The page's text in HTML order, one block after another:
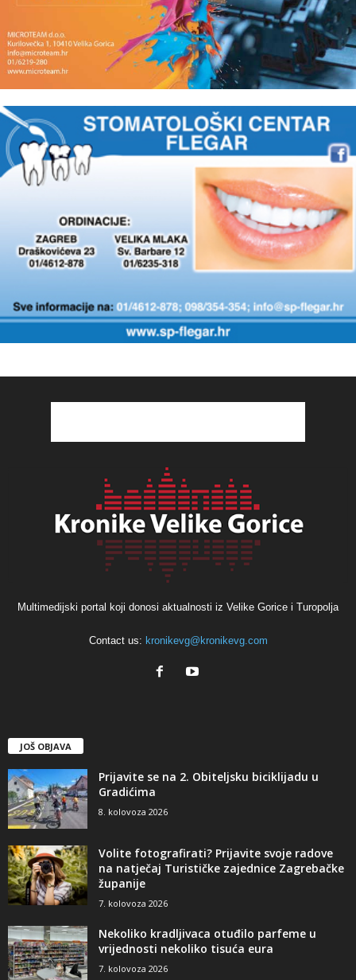
Multimedijski portal koji donosi aktualnosti iz Velike Gorice i Turopolja
Contact us: kronikevg@kronikevg.com
JOŠ OBJAVA
Prijavite se na 2. Obiteljsku biciklijadu u
Gradićima
8. kolovoza 2026
Volite fotografirati? Prijavite svoje radove
na natječaj Turističke zajednice Zagrebačke
županije
7. kolovoza 2026
Nekoliko kradljivaca otuđilo parfeme u
vrijednosti nekoliko tisuća eura
7. kolovoza 2026